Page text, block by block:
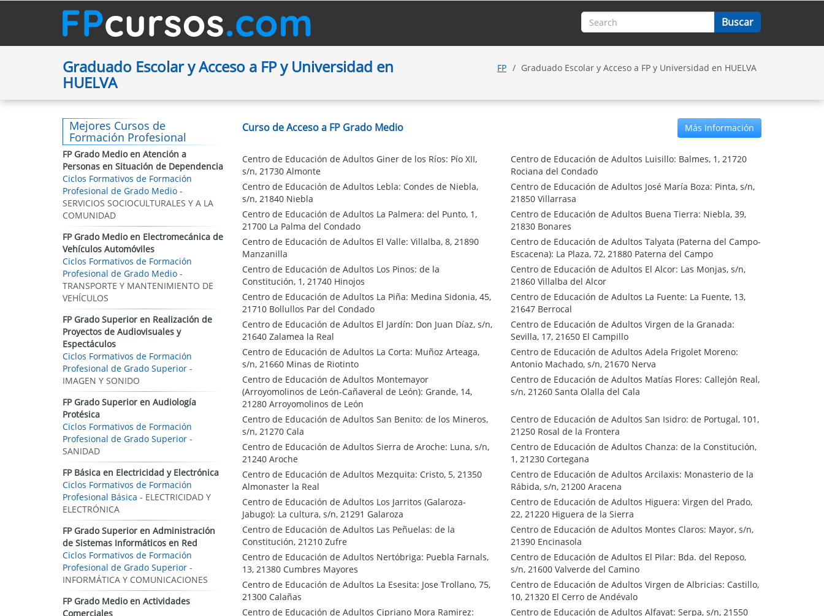
Graduado Escolar y Acceso a FP y Universidad en
HUELVA
FP Graduado Escolar y Acceso a FP y Universidad en HUELVA
Curso de Acceso a FP Grado Medio Más Información
Centro de Educación de Adultos Giner de los Ríos: Pío XII,
s/n, 21730 Almonte
Centro de Educación de Adultos Luisillo: Balmes, 1, 21720
Rociana del Condado
Centro de Educación de Adultos Lebla: Condes de Niebla,
s/n, 21840 Niebla
Centro de Educación de Adultos José María Boza: Pinta, s/n,
21850 Villarrasa
Centro de Educación de Adultos La Palmera: del Punto, 1,
21700 La Palma del Condado
Centro de Educación de Adultos Buena Tierra: Niebla, 39,
21830 Bonares
Centro de Educación de Adultos El Valle: Villalba, 8, 21890
Manzanilla
Centro de Educación de Adultos Talyata (Paterna del Campo-
Escacena): La Plaza, 72, 21880 Paterna del Campo
Centro de Educación de Adultos Los Pinos: de la
Constitución, 1, 21740 Hinojos
Centro de Educación de Adultos El Alcor: Las Monjas, s/n,
21860 Villalba del Alcor
Centro de Educación de Adultos La Piña: Medina Sidonia, 45,
21710 Bollullos Par del Condado
Centro de Educación de Adultos La Fuente: La Fuente, 13,
21647 Berrocal
Centro de Educación de Adultos El Jardín: Don Juan Díaz, s/n,
21640 Zalamea la Real
Centro de Educación de Adultos Virgen de la Granada:
Sevilla, 17, 21650 El Campillo
Centro de Educación de Adultos La Corta: Muñoz Arteaga,
s/n, 21660 Minas de Riotinto
Centro de Educación de Adultos Adela Frigolet Moreno:
Antonio Machado, s/n, 21670 Nerva
Centro de Educación de Adultos Montemayor
(Arroyomolinos de León-Cañaveral de León): Grande, 14,
21280 Arroyomolinos de León
Centro de Educación de Adultos Matías Flores: Callejón Real,
s/n, 21260 Santa Olalla del Cala
Centro de Educación de Adultos San Benito: de los Mineros,
s/n, 21270 Cala
Centro de Educación de Adultos San Isidro: de Portugal, 101,
21250 Rosal de la Frontera
Centro de Educación de Adultos Sierra de Aroche: Luna, s/n,
21240 Aroche
Centro de Educación de Adultos Chanza: de la Constitución,
1, 21230 Cortegana
Centro de Educación de Adultos Mezquita: Cristo, 5, 21350
Almonaster la Real
Centro de Educación de Adultos Arcilaxis: Monasterio de la
Rábida, s/n, 21200 Aracena
Centro de Educación de Adultos Los Jarritos (Galaroza-
Jabugo): La cultura, s/n, 21291 Galaroza
Centro de Educación de Adultos Higuera: Virgen del Prado,
22, 21220 Higuera de la Sierra
Centro de Educación de Adultos Las Peñuelas: de la
Constitución, 21210 Zufre
Centro de Educación de Adultos Montes Claros: Mayor, s/n,
21390 Encinasola
Centro de Educación de Adultos Nertóbriga: Puebla Farnals,
13, 21380 Cumbres Mayores
Centro de Educación de Adultos El Pilar: Bda. del Reposo,
s/n, 21600 Valverde del Camino
Centro de Educación de Adultos La Esesita: Jose Trollano, 75,
21300 Calañas
Centro de Educación de Adultos Virgen de Albricias: Castillo,
10, 21320 El Cerro de Andévalo
Centro de Educación de Adultos Cipriano Mora Ramirez:
Centro de Educación de Adultos Alfayat: Serpa, s/n, 21550
Mejores Cursos de
Formación Profesional
FP Grado Medio en Atención a
Personas en Situación de Dependencia
Ciclos Formativos de Formación
Profesional de Grado Medio -
SERVICIOS SOCIOCULTURALES Y A LA
COMUNIDAD
FP Grado Medio en Electromecánica de
Vehículos Automóviles
Ciclos Formativos de Formación
Profesional de Grado Medio -
TRANSPORTE Y MANTENIMIENTO DE
VEHÍCULOS
FP Grado Superior en Realización de
Proyectos de Audiovisuales y
Espectáculos
Ciclos Formativos de Formación
Profesional de Grado Superior -
IMAGEN Y SONIDO
FP Grado Superior en Audiología
Protésica
Ciclos Formativos de Formación
Profesional de Grado Superior -
SANIDAD
FP Básica en Electricidad y Electrónica
Ciclos Formativos de Formación
Profesional Básica - ELECTRICIDAD Y
ELECTRÓNICA
FP Grado Superior en Administración
de Sistemas Informáticos en Red
Ciclos Formativos de Formación
Profesional de Grado Superior -
INFORMÁTICA Y COMUNICACIONES
FP Grado Medio en Actividades
Comerciales